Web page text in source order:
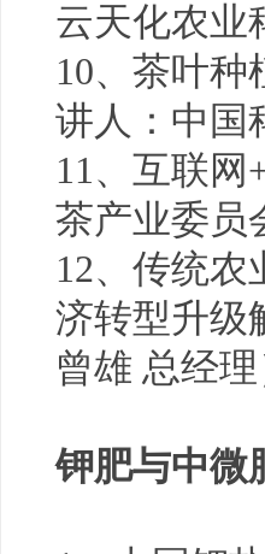
云天化农业
10、茶叶
讲人：中国
11、互联
茶产业委员
12、传统
济转型升级
曾雄 总经理
钾肥与中微